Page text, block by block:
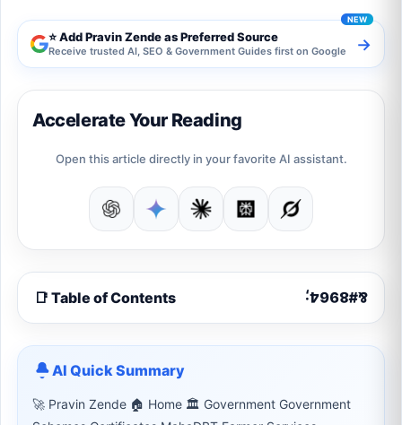
⭐ Add Pravin Zende as Preferred Source
Receive trusted AI, SEO & Government Guides first on Google →
Accelerate Your Reading
Open this article directly in your favorite AI assistant.
📑 Table of Contents
AI Quick Summary
🚀 Pravin Zende 🏠 Home 🏛 Government Government